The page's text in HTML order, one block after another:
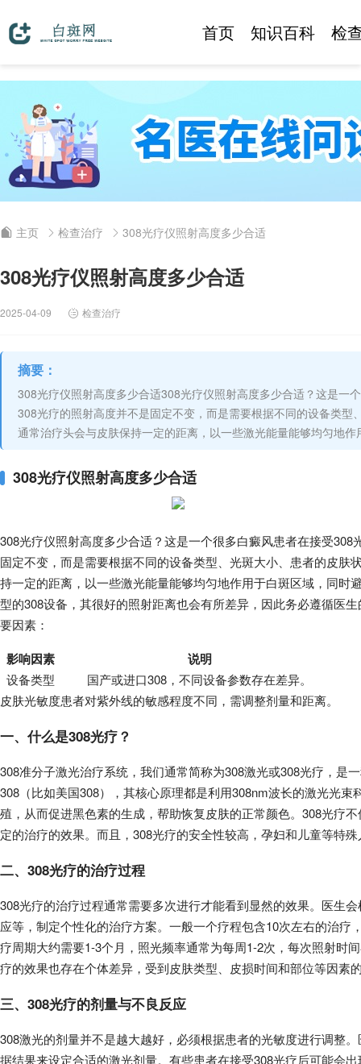
首页 知识百科 检
主页 检查治疗 308光疗仪照射高度多少合适
308光疗仪照射高度多少合适
2025-04-09 检查治疗
摘要：
308光疗仪照射高度多少合适308光疗仪照射高度多少合适？这是一
308光疗的照射高度并不是固定不变，而是需要根据不同的设备类
通常治疗头会与皮肤保持一定的距离，以一些激光能量能够均匀地
308光疗仪照射高度多少合适
308光疗仪照射高度多少合适？这是一个很多白癜风患者在接受
固定不变，而是需要根据不同的设备类型、光斑大小、患者的皮
持一定的距离，以一些激光能量能够均匀地作用于白斑区域，同
型的308设备，其很好的照射距离也会有所差异，因此务必遵循医
要因素：
影响因素 说明
设备类型
国产或进口308，不同设备参数存在差异。
皮肤光敏度患者对紫外线的敏感程度不同，需调整剂量和距离。
一、什么是308光疗？
308准分子激光治疗系统，我们通常简称为308激光或308光疗，是
308（比如美国308），其核心原理都是利用308nm波长的激光光
殖，从而促进黑色素的生成，帮助恢复皮肤的正常颜色。308光疗
定的治疗的效果。而且，308光疗的安全性较高，孕妇和儿童等特
二、308光疗的治疗过程
308光疗的治疗过程通常需要多次进行才能看到显然的效果。医生
应等，制定个性化的治疗方案。一般一个疗程包含10次左右的治
疗周期大约需要1-3个月，照光频率通常为每周1-2次，每次照射时
疗的效果也存在个体差异，受到皮肤类型、皮损时间和部位等因素
三、308光疗的剂量与不良反应
308激光的剂量并不是越大越好，必须根据患者的光敏度进行调整
据结果来设定合适的激光剂量。有些患者在接受308光疗后可能会